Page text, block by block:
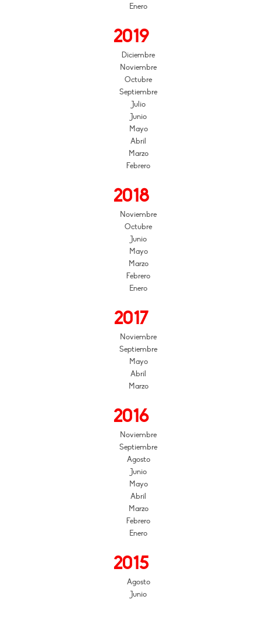
Enero
2019
Diciembre
Noviembre
Octubre
Septiembre
Julio
Junio
Mayo
Abril
Marzo
Febrero
2018
Noviembre
Octubre
Junio
Mayo
Marzo
Febrero
Enero
2017
Noviembre
Septiembre
Mayo
Abril
Marzo
2016
Noviembre
Septiembre
Agosto
Junio
Mayo
Abril
Marzo
Febrero
Enero
2015
Agosto
Junio